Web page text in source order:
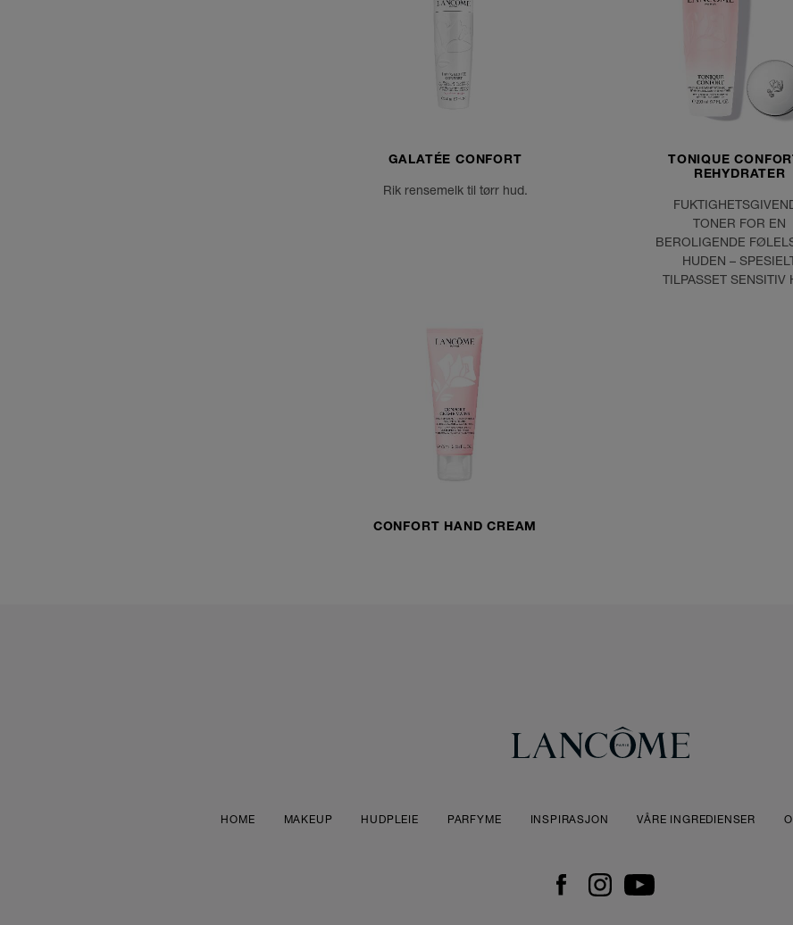
GALATÉE CONFORT
Rik rensemelk til tørr hud.
TONIQUE
REHYDRATER
TONER FOR EN
BEROLIGENDE
HUDEN –
TILPASSET SENSITIV
CONFORT HAND CREAM
HOME MAKEUP HUDPLEIE PARFYME INSPIRASJON VÅRE INGREDIENSER